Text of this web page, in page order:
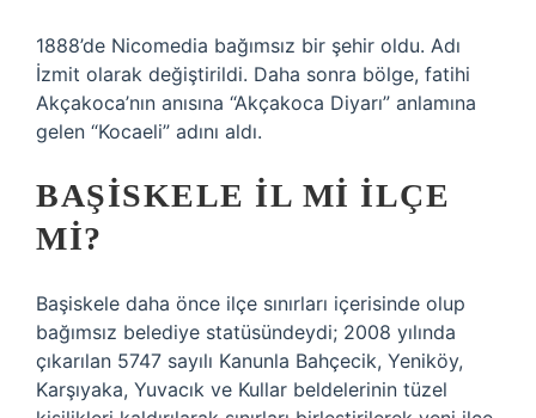
1888’de Nicomedia bağımsız bir şehir oldu. Adı
İzmit olarak değiştirildi. Daha sonra bölge, fatihi
Akçakoca’nın anısına “Akçakoca Diyarı” anlamına
gelen “Kocaeli” adını aldı.
BAŞISKELE IL MI ILÇE
MI?
Başiskele daha önce ilçe sınırları içerisinde olup
bağımsız belediye statüsündeydi; 2008 yılında
çıkarılan 5747 sayılı Kanunla Bahçecik, Yeniköy,
Karşıyaka, Yuvacık ve Kullar beldelerinin tüzel